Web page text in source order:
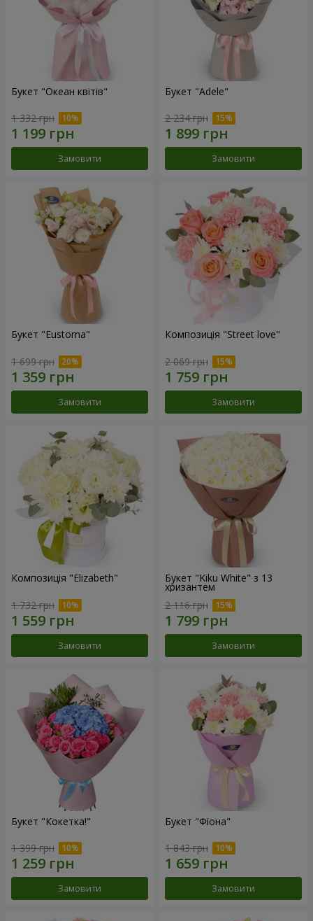
Букет "Океан квітів"
1 332 грн
Замовити
Букет "Adele"
2 234 грн
Замовити
Букет "Eustoma"
1 699 грн
Замовити
Композиція "Street love"
2 069 грн
Замовити
Композиція "Elizabeth"
1 732 грн
Замовити
Букет "Kiku White" з 13
хризантем
2 116 грн
Замовити
Букет "Кокетка!"
1 399 грн
Замовити
Букет "Фіона"
1 843 грн
Замовити